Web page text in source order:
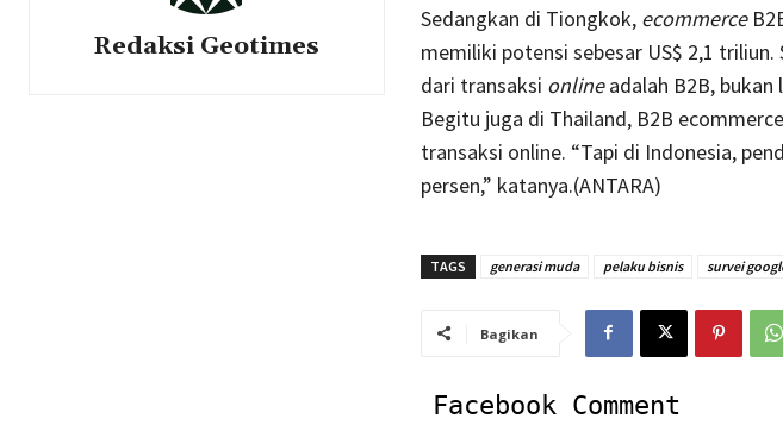
Redaksi Geotimes
Sedangkan di Tiongkok, ecommerce
memiliki potensi sebesar US$ 2,1
dari transaksi onlineadalah B2B, bukan
Begitu juga di Thailand, B2B
transaksi online. “Tapi di Indonesia,
persen,” katanya.(ANTARA)
TAGS generasi muda pelaku bisnis survei
Bagikan
Facebook Comment